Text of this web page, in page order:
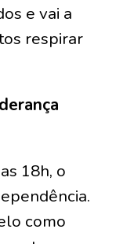
e vai a
respirar
18h, o
como